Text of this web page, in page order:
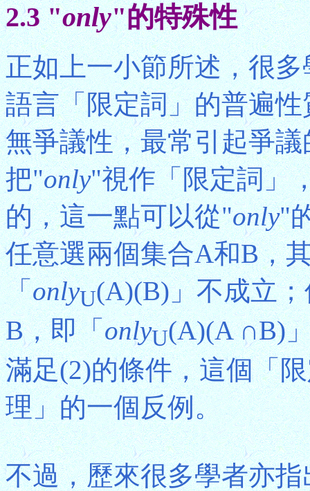
2.3 "only"的特殊性
正如上一小節所述，很
語言「限定詞」的普遍
無爭議性，最常引起爭
把"only"視作「限定詞」
的，這一點可以從"only"
任意選兩個集合A和B，
「onlyU(A)(B)」不成立
B，即「onlyU(A)(A ∩B)
滿足(2)的條件，這個「
理」的一個反例。
不過，歷來很多學者亦